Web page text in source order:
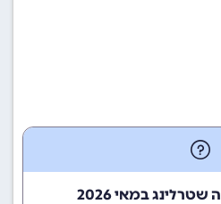
שערי הלירה שטרלינג במאי 2026